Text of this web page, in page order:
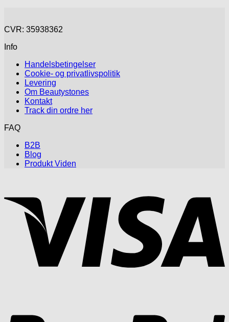
CVR: 35938362
Info
Handelsbetingelser
Cookie- og privatlivspolitik
Levering
Om Beautystones
Kontakt
Track din ordre her
FAQ
B2B
Blog
Produkt Viden